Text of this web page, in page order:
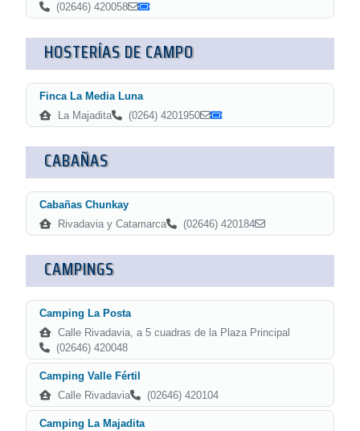
(02646) 420058
HOSTERÍAS DE CAMPO
Finca La Media Luna
La Majadita
(0264) 4201950
CABAÑAS
Cabañas Chunkay
Rivadavia y Catamarca
(02646) 420184
CAMPINGS
Camping La Posta
Calle Rivadavia, a 5 cuadras de la Plaza Principal
(02646) 420048
Camping Valle Fértil
Calle Rivadavia
(02646) 420104
Camping La Majadita